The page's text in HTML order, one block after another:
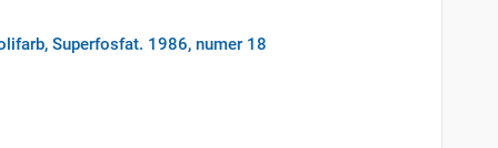
Superfosfat. 1986, numer 18